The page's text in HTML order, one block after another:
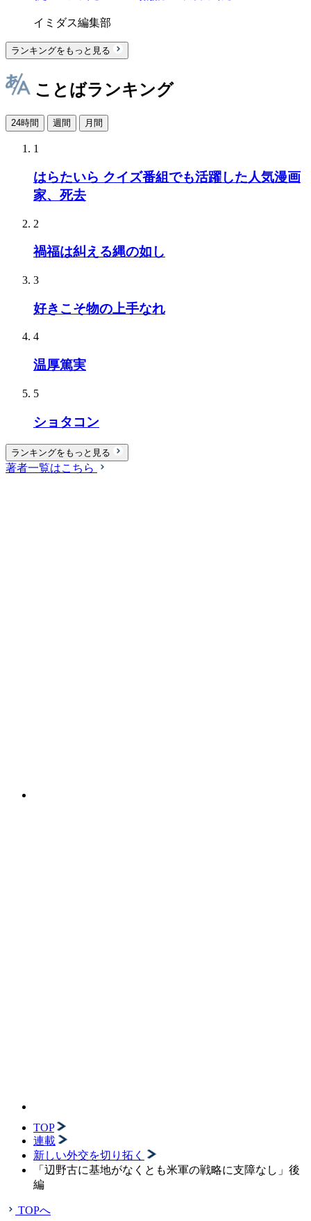
イミダス編集部
ランキングをもっと見る
ことばランキング
24時間 週間 月間
1
はらたいら クイズ番組でも活躍した人気漫画
家、死去
2
禍福は糾える縄の如し
3
好きこそ物の上手なれ
4
温厚篤実
5
ショタコン
ランキングをもっと見る
著者一覧はこちら
TOP
連載
新しい外交を切り拓く
「辺野古に基地がなくとも米軍の戦略に支障なし」後
編
TOPへ